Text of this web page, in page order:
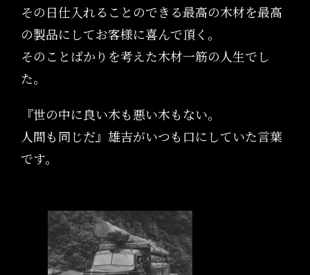
その日仕入れることのできる最高の木材を最高
の製品にしてお客様に喜んで頂く。
そのことばかりを考えた木材一筋の人生でし
た。
『世の中に良い木も悪い木もない。
人間も同じだ』雄吉がいつも口にしていた言葉
です。